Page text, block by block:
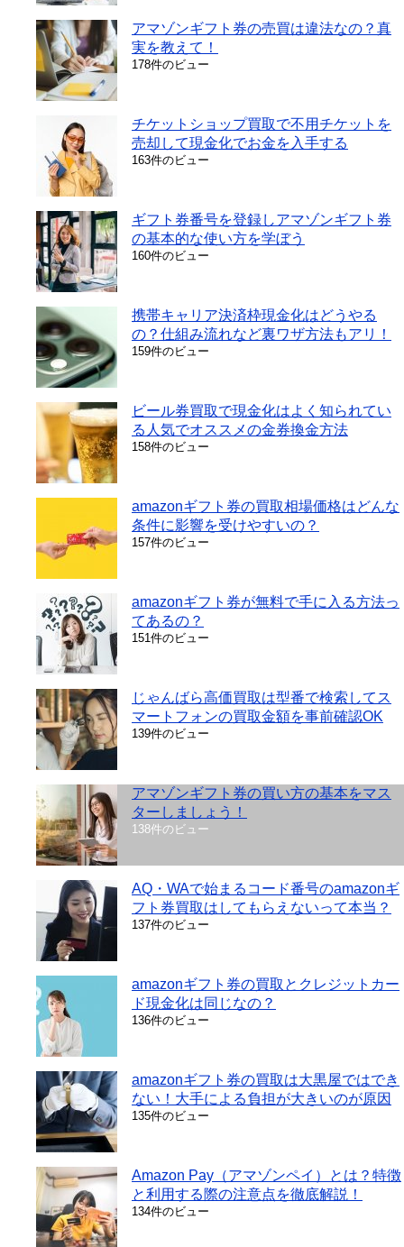
アマゾンギフト券の売買は違法なの？真
実を教えて！
178件のビュー
チケットショップ買取で不用チケットを
売却して現金化でお金を入手する
163件のビュー
ギフト券番号を登録しアマゾンギフト券
の基本的な使い方を学ぼう
160件のビュー
携帯キャリア決済枠現金化はどうやる
の？仕組み流れなど裏ワザ方法もアリ！
159件のビュー
ビール券買取で現金化はよく知られてい
る人気でオススメの金券換金方法
158件のビュー
amazonギフト券の買取相場価格はどんな
条件に影響を受けやすいの？
157件のビュー
amazonギフト券が無料で手に入る方法っ
てあるの？
151件のビュー
じゃんばら高価買取は型番で検索してス
マートフォンの買取金額を事前確認OK
139件のビュー
アマゾンギフト券の買い方の基本をマス
ターしましょう！
138件のビュー
AQ・WAで始まるコード番号のamazonギ
フト券買取はしてもらえないって本当？
137件のビュー
amazonギフト券の買取とクレジットカー
ド現金化は同じなの？
136件のビュー
amazonギフト券の買取は大黒屋ではでき
ない！大手による負担が大きいのが原因
135件のビュー
Amazon Pay（アマゾンペイ）とは？特徴
と利用する際の注意点を徹底解説！
134件のビュー